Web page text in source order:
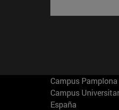
Campus Pamplona
Campus
España